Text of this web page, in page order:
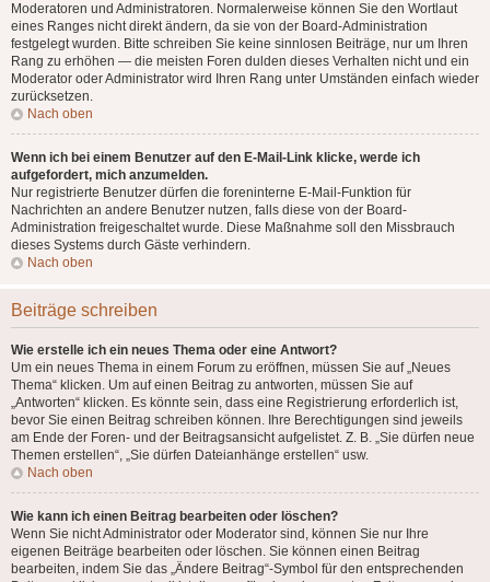
Moderatoren und Administratoren. Normalerweise können Sie den Wortlaut
eines Ranges nicht direkt ändern, da sie von der Board-Administration
festgelegt wurden. Bitte schreiben Sie keine sinnlosen Beiträge, nur um Ihren
Rang zu erhöhen — die meisten Foren dulden dieses Verhalten nicht und ein
Moderator oder Administrator wird Ihren Rang unter Umständen einfach wieder
zurücksetzen.
Nach oben
Wenn ich bei einem Benutzer auf den E-Mail-Link klicke, werde ich
aufgefordert, mich anzumelden.
Nur registrierte Benutzer dürfen die foreninterne E-Mail-Funktion für
Nachrichten an andere Benutzer nutzen, falls diese von der Board-
Administration freigeschaltet wurde. Diese Maßnahme soll den Missbrauch
dieses Systems durch Gäste verhindern.
Nach oben
Beiträge schreiben
Wie erstelle ich ein neues Thema oder eine Antwort?
Um ein neues Thema in einem Forum zu eröffnen, müssen Sie auf „Neues
Thema“ klicken. Um auf einen Beitrag zu antworten, müssen Sie auf
„Antworten“ klicken. Es könnte sein, dass eine Registrierung erforderlich ist,
bevor Sie einen Beitrag schreiben können. Ihre Berechtigungen sind jeweils
am Ende der Foren- und der Beitragsansicht aufgelistet. Z. B. „Sie dürfen neue
Themen erstellen“, „Sie dürfen Dateianhänge erstellen“ usw.
Nach oben
Wie kann ich einen Beitrag bearbeiten oder löschen?
Wenn Sie nicht Administrator oder Moderator sind, können Sie nur Ihre
eigenen Beiträge bearbeiten oder löschen. Sie können einen Beitrag
bearbeiten, indem Sie das „Ändere Beitrag“-Symbol für den entsprechenden